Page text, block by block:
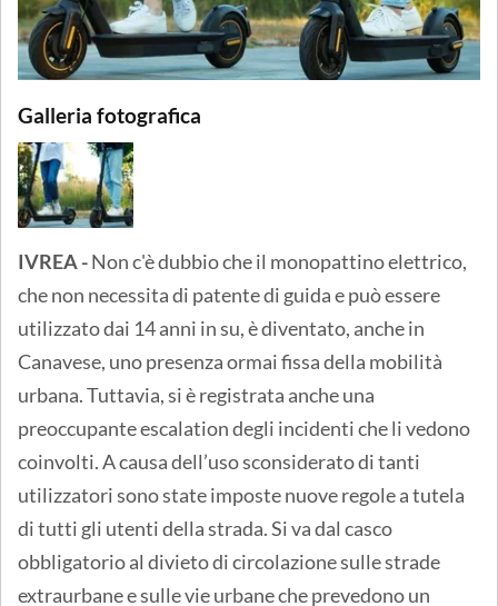
Galleria fotografica
IVREA -Non c'è dubbio che il monopattino elettrico,
che non necessita di patente di guida e può essere
utilizzato dai 14 anni in su, è diventato, anche in
Canavese, uno presenza ormai fissa della mobilità
urbana. Tuttavia, si è registrata anche una
preoccupante escalation degli incidenti che li vedono
coinvolti. A causa dell’uso sconsiderato di tanti
utilizzatori sono state imposte nuove regole a tutela
di tutti gli utenti della strada. Si va dal casco
obbligatorio al divieto di circolazione sulle strade
extraurbane e sulle vie urbane che prevedono un